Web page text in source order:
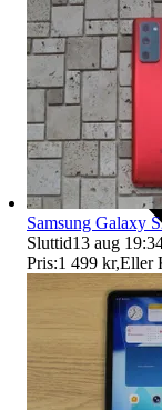
Samsung Galaxy
Sluttid13 aug
Pris:1 499 kr,Eller